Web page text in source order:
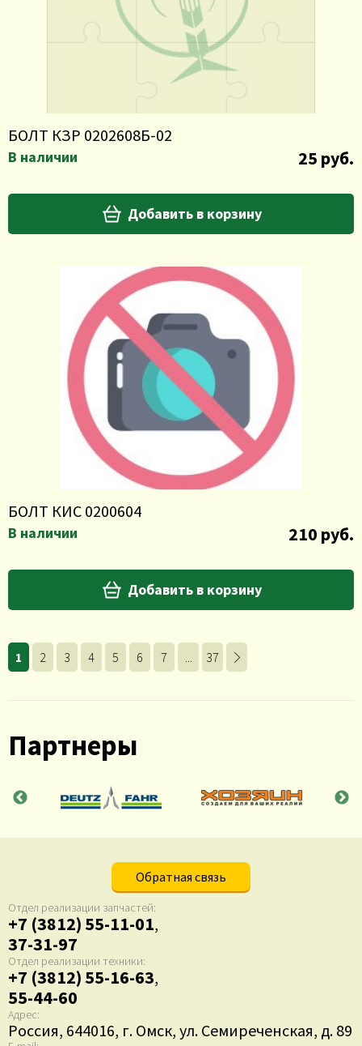
БОЛТ КЗР 0202608Б-02
В наличии 25 руб.
Добавить в корзину
БОЛТ КИС 0200604
В наличии 210 руб.
Добавить в корзину
1 2 3 4 5 6 7 ... 37
Партнеры
Обратная связь
Отдел реализации запчастей:
+7 (3812) 55-11-01,
37-31-97
Отдел реализации техники:
+7 (3812) 55-16-63,
55-44-60
Адрес:
Россия, 644016, г. Омск, ул. Семиреченская, д. 89